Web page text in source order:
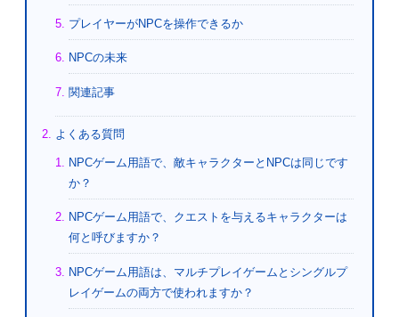
プレイヤーがNPCを操作できるか
NPCの未来
関連記事
よくある質問
NPCゲーム用語で、敵キャラクターとNPCは同じです
か？
NPCゲーム用語で、クエストを与えるキャラクターは
何と呼びますか？
NPCゲーム用語は、マルチプレイゲームとシングルプ
レイゲームの両方で使われますか？